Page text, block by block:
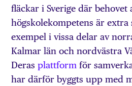
fläckar i Sverige där behovet
högskolekompetens är
exempel i vissa delar av
Kalmar län och nordvästra
Derasplattform för
har därför byggts upp med